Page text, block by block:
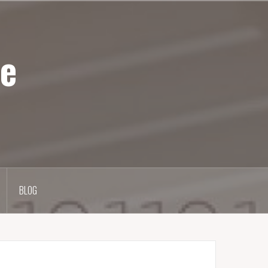
BLOG